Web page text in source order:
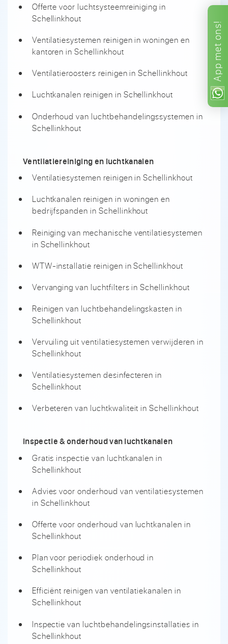
App
met
ons!
Offerte voor luchtsysteemreiniging in
Schellinkhout
Ventilatiesystemen reinigen in woningen en
kantoren in Schellinkhout
Ventilatieroosters reinigen in Schellinkhout
Luchtkanalen reinigen in Schellinkhout
Onderhoud van luchtbehandelingssystemen in
Schellinkhout
Ventilatiereiniging en luchtkanalen
Ventilatiesystemen reinigen in Schellinkhout
Luchtkanalen reinigen in woningen en
bedrijfspanden in Schellinkhout
Reiniging van mechanische ventilatiesystemen
in Schellinkhout
WTW-installatie reinigen in Schellinkhout
Vervanging van luchtfilters in Schellinkhout
Reinigen van luchtbehandelingskasten in
Schellinkhout
Vervuiling uit ventilatiesystemen verwijderen in
Schellinkhout
Ventilatiesystemen desinfecteren in
Schellinkhout
Verbeteren van luchtkwaliteit in Schellinkhout
Inspectie & onderhoud van luchtkanalen
Gratis inspectie van luchtkanalen in
Schellinkhout
Advies voor onderhoud van ventilatiesystemen
in Schellinkhout
Offerte voor onderhoud van luchtkanalen in
Schellinkhout
Plan voor periodiek onderhoud in
Schellinkhout
Efficiënt reinigen van ventilatiekanalen in
Schellinkhout
Inspectie van luchtbehandelingsinstallaties in
Schellinkhout